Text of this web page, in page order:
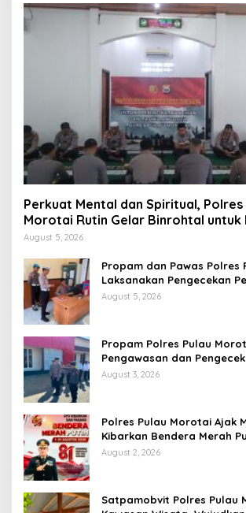
Perkuat Mental dan Spiritual, Polres
Morotai Rutin Gelar Binrohtal untuk
Personel Berintegritas
August 5, 2026
Propam dan Pawas Polres
Laksanakan Pengecekan
Pastikan Masyarakat
August 5, 2026
Propam Polres Pulau
Pengawasan dan
Saat Apel Serah Terima
August 3, 2026
Polres Pulau Morotai Ajak
Kibarkan Bendera Merah
Bulan Kemerdekaan
August 2, 2026
Satpamobvit Polres Pulau